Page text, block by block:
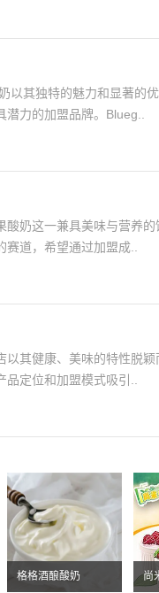
以其独特的魅力和显著的
力的加盟品牌。Blueg..
奶这一兼具美味与营养
道，希望通过加盟成..
其健康、美味的特性脱
定位和加盟模式吸引..
格格酒酿酸奶 尚